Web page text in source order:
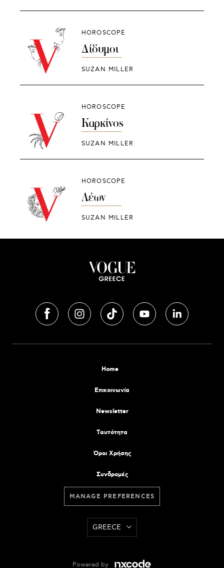
HOROSCOPE
Δίδυμοι
SUZAN MILLER
HOROSCOPE
Καρκίνος
SUZAN MILLER
HOROSCOPE
Λέων
SUZAN MILLER
Home
Επικοινωνία
Newsletter
Tαυτότητα
Όροι Χρήσης
Συνδρομές
MANAGE PREFERENCES
GREECE
Powered by